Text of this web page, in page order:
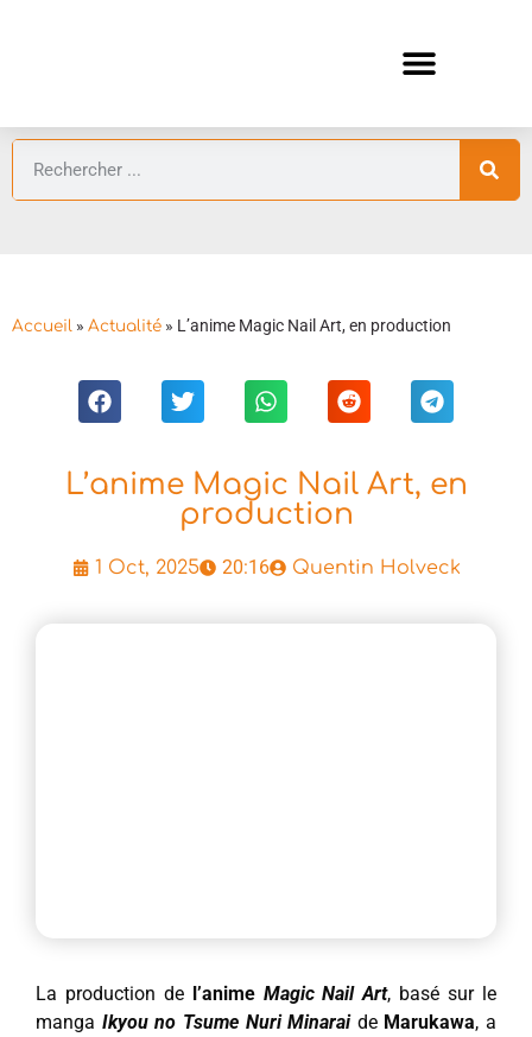
Accueil » Actualité » L’anime Magic Nail Art, en production
L’anime Magic Nail Art, en
production
1 Oct, 2025 20:16 Quentin Holveck
La production de l’anime Magic Nail Art, basé sur le
manga Ikyou no Tsume Nuri Minaraide Marukawa, a